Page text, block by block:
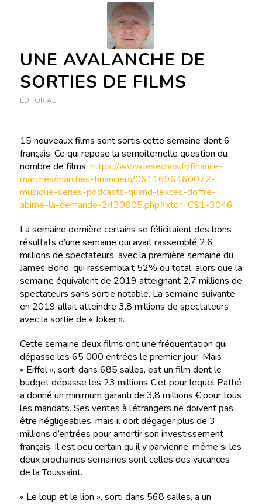
UNE AVALANCHE DE
SORTIES DE FILMS
ÉDITORIAL
15 nouveaux films sont sortis cette semaine dont 6
français. Ce qui repose la sempiternelle question du
nombre de films. https://www.lesechos.fr/finance-
marches/marches-financiers/0611696460072-
musique-series-podcasts-quand-lexces-doffre-
abime-la-demande-2430605.php#xtor=CS1-3046
La semaine dernière certains se félicitaient des bons
résultats d’une semaine qui avait rassemblé 2,6
millions de spectateurs, avec la première semaine du
James Bond, qui rassemblait 52% du total, alors que la
semaine équivalent de 2019 atteignant 2,7 millions de
spectateurs sans sortie notable. La semaine suivante
en 2019 allait atteindre 3,8 millions de spectateurs
avec la sortie de « Joker ».
Cette semaine deux films ont une fréquentation qui
dépasse les 65 000 entrées le premier jour. Mais
« Eiffel », sorti dans 685 salles, est un film dont le
budget dépasse les 23 millions € et pour lequel Pathé
a donné un minimum garanti de 3,8 millions € pour tous
les mandats. Ses ventes à l’étrangers ne doivent pas
être négligeables, mais il doit dégager plus de 3
millions d’entrées pour amortir son investissement
français. Il est peu certain qu’il y parvienne, même si les
deux prochaines semaines sont celles des vacances
de la Toussaint.
« Le loup et le lion », sorti dans 568 salles, a un